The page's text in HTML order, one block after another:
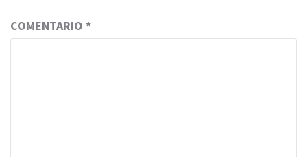
COMENTARIO *